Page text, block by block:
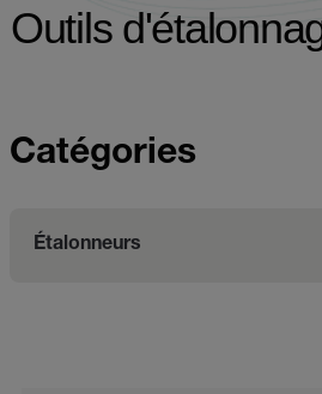
Outils
Catégories
Étalonneurs